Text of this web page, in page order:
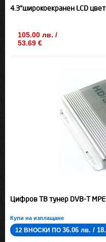
4.3"широкоекранен LCD
105.00 лв. /
53.69 €
Цифров ТВ тунер DVB-T
Купи на изплащане
12 ВНОСКИ ПО 36.06 лв. /